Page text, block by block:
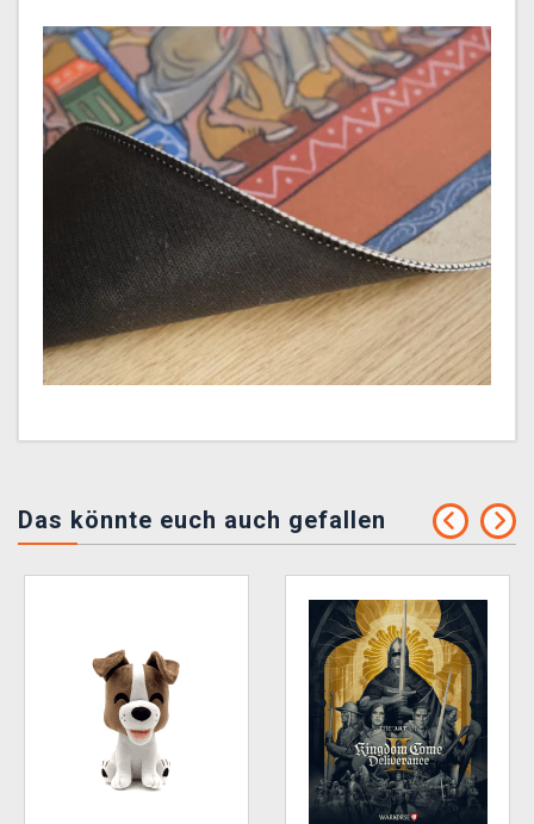
Das könnte euch auch gefallen